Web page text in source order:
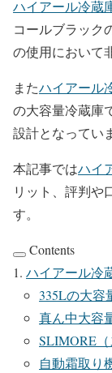
ハイアール冷蔵
コールブラック
の使用において
またハイアール
の大容量冷蔵庫
設計となってい
本記事ではハイ
リット、評判や
す。
Contents
ハイアール冷
335Lの大容
真ん中大容
SLIMORE
自動霜取り